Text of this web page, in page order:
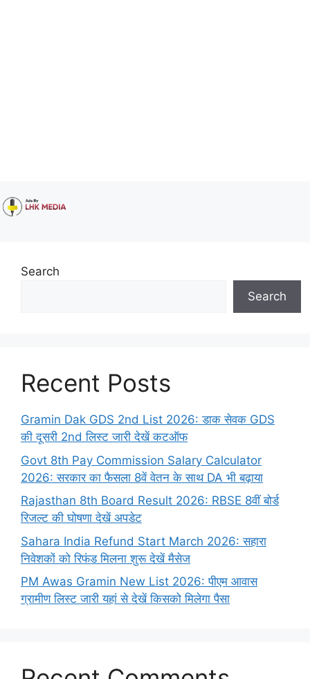
Search
Search
Recent Posts
Gramin Dak GDS 2nd List 2026: डाक सेवक GDS
की दूसरी 2nd लिस्ट जारी देखें कटऑफ
Govt 8th Pay Commission Salary Calculator
2026: सरकार का फैसला 8वें वेतन के साथ DA भी बढ़ाया
Rajasthan 8th Board Result 2026: RBSE 8वीं बोर्ड
रिजल्ट की घोषणा देखें अपडेट
Sahara India Refund Start March 2026: सहारा
निवेशकों को रिफंड मिलना शुरू देखें मैसेज
PM Awas Gramin New List 2026: पीएम आवास
ग्रामीण लिस्ट जारी यहां से देखें किसको मिलेगा पैसा